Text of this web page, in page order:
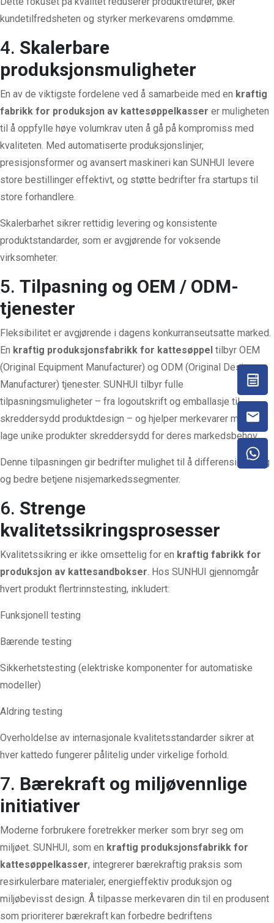
kundetilfredsheten og styrker merkevarens omdømme.
4. Skalerbare
produksjonsmuligheter
En av de viktigste fordelene ved å samarbeide med en kraftig
fabrikk for produksjon av kattesøppelkasser er muligheten
til å oppfylle høye volumkrav uten å gå på kompromiss med
kvaliteten. Med automatiserte produksjonslinjer,
presisjonsformer og avansert maskineri kan SUNHUI levere
store bestillinger effektivt, og støtte bedrifter fra startups til
store forhandlere.
Skalerbarhet sikrer rettidig levering og konsistente
produktstandarder, som er avgjørende for voksende
virksomheter.
5. Tilpasning og OEM / ODM-
tjenester
Fleksibilitet er avgjørende i dagens konkurranseutsatte marked.
En kraftig produksjonsfabrikk for kattesøppel tilbyr OEM
(Original Equipment Manufacturer) og ODM (Original Design
Manufacturer) tjenester. SUNHUI tilbyr fulle
tilpasningsmuligheter – fra logoutskrift og emballasje til
skreddersydd produktdesign – og hjelper merkevarer med å
lage unike produkter skreddersydd for deres markedsbehov.
Denne tilpasningen gir bedrifter mulighet til å differensiere seg
og bedre betjene nisjemarkedssegmenter.
6. Strenge
kvalitetssikringsprosesser
Kvalitetssikring er ikke omsettelig for en kraftig fabrikk for
produksjon av kattesandbokser . Hos SUNHUI gjennomgår
hvert produkt flertrinnstesting, inkludert:
Funksjonell testing
Bærende testing
Sikkerhetstesting (elektriske komponenter for automatiske
modeller)
Aldring testing
Overholdelse av internasjonale kvalitetsstandarder sikrer at
hver kattedo fungerer pålitelig under virkelige forhold.
7. Bærekraft og miljøvennlige
initiativer
Moderne forbrukere foretrekker merker som bryr seg om
miljøet. SUNHUI, som en kraftig produksjonsfabrikk for
kattesøppelkasser, integrerer bærekraftig praksis som
resirkulerbare materialer, energieffektiv produksjon og
miljøbevisst design. Å tilpasse merkevaren din til en produsent
som prioriterer bærekraft kan forbedre bedriftens